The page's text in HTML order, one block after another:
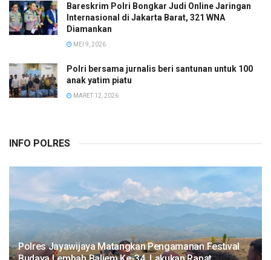
Bareskrim Polri Bongkar Judi Online Jaringan
Internasional di Jakarta Barat, 321 WNA
Diamankan
MEI 9, 2026
Polri bersama jurnalis beri santunan untuk 100
anak yatim piatu
MARET 12, 2026
INFO POLRES
Polres Jayawijaya Matangkan Pengamanan Festival